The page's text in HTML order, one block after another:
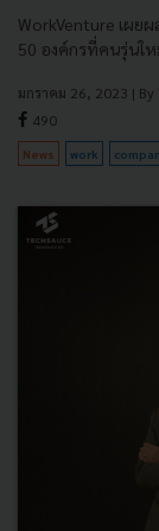
WorkVenture เผย
50 องค์กรที่คนรุ่นให
มกราคม 26, 2023 | By
490
News work